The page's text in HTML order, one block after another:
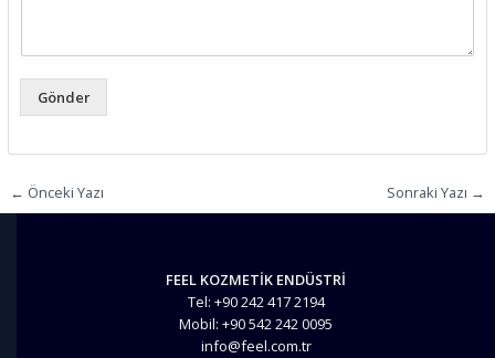
Gönder
← Önceki Yazı Sonraki Yazı →
FEEL KOZMETİK ENDÜSTRİ
Tel: +90 242 417 2194
Mobil: +90 542 242 0095
info@feel.com.tr